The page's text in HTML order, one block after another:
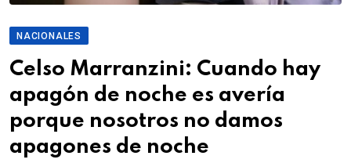
NACIONALES
Celso Marranzini: Cuando hay
apagón de noche es avería
porque nosotros no damos
apagones de noche